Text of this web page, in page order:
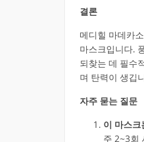
결론
메디힐 마데카
마스크입니다.
되찾는 데 필수
며 탄력이 생깁
자주 묻는 질문
이 마스크
주 2~3회